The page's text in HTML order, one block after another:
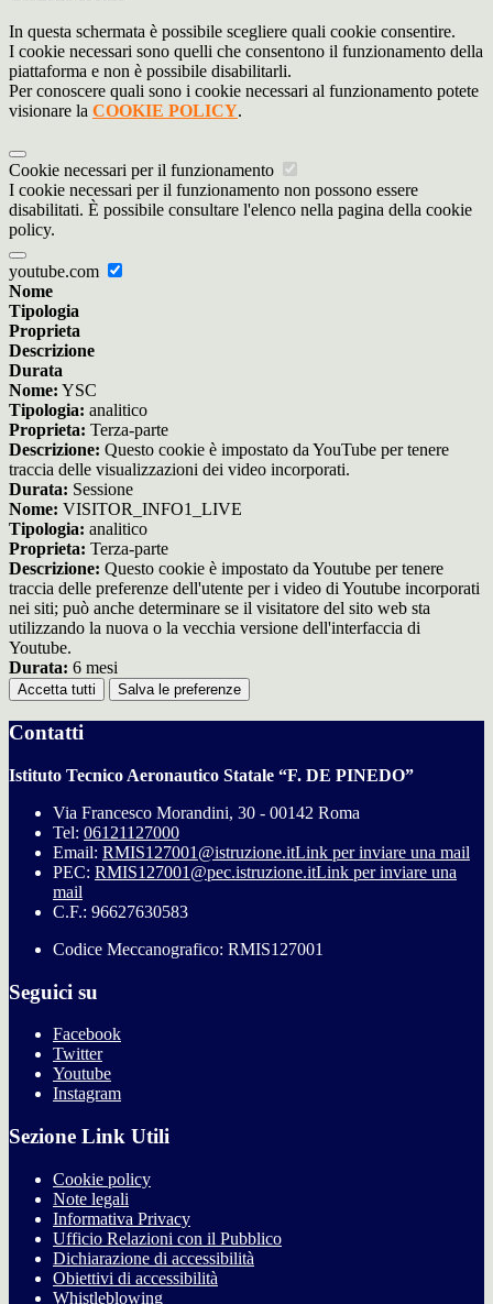
In questa schermata è possibile scegliere quali cookie consentire.
I cookie necessari sono quelli che consentono il funzionamento della
piattaforma e non è possibile disabilitarli.
Per conoscere quali sono i cookie necessari al funzionamento potete
visionare la COOKIE POLICY.
Cookie necessari per il funzionamento
I cookie necessari per il funzionamento non possono essere
disabilitati. È possibile consultare l'elenco nella pagina della cookie
policy.
youtube.com
Nome
Tipologia
Proprieta
Descrizione
Durata
Nome: YSC
Tipologia: analitico
Proprieta: Terza-parte
Descrizione: Questo cookie è impostato da YouTube per tenere
traccia delle visualizzazioni dei video incorporati.
Durata: Sessione
Nome: VISITOR_INFO1_LIVE
Tipologia: analitico
Proprieta: Terza-parte
Descrizione: Questo cookie è impostato da Youtube per tenere
traccia delle preferenze dell'utente per i video di Youtube incorporati
nei siti; può anche determinare se il visitatore del sito web sta
utilizzando la nuova o la vecchia versione dell'interfaccia di
Youtube.
Durata: 6 mesi
Accetta tutti Salva le preferenze
Contatti
Istituto Tecnico Aeronautico Statale “F. DE PINEDO”
Via Francesco Morandini, 30 - 00142 Roma
Tel: 06121127000
Email: RMIS127001@istruzione.itLink per inviare una mail
PEC: RMIS127001@pec.istruzione.itLink per inviare una
mail
C.F.: 96627630583
Codice Meccanografico: RMIS127001
Seguici su
Facebook
Twitter
Youtube
Instagram
Sezione Link Utili
Cookie policy
Note legali
Informativa Privacy
Ufficio Relazioni con il Pubblico
Dichiarazione di accessibilità
Obiettivi di accessibilità
Whistleblowing